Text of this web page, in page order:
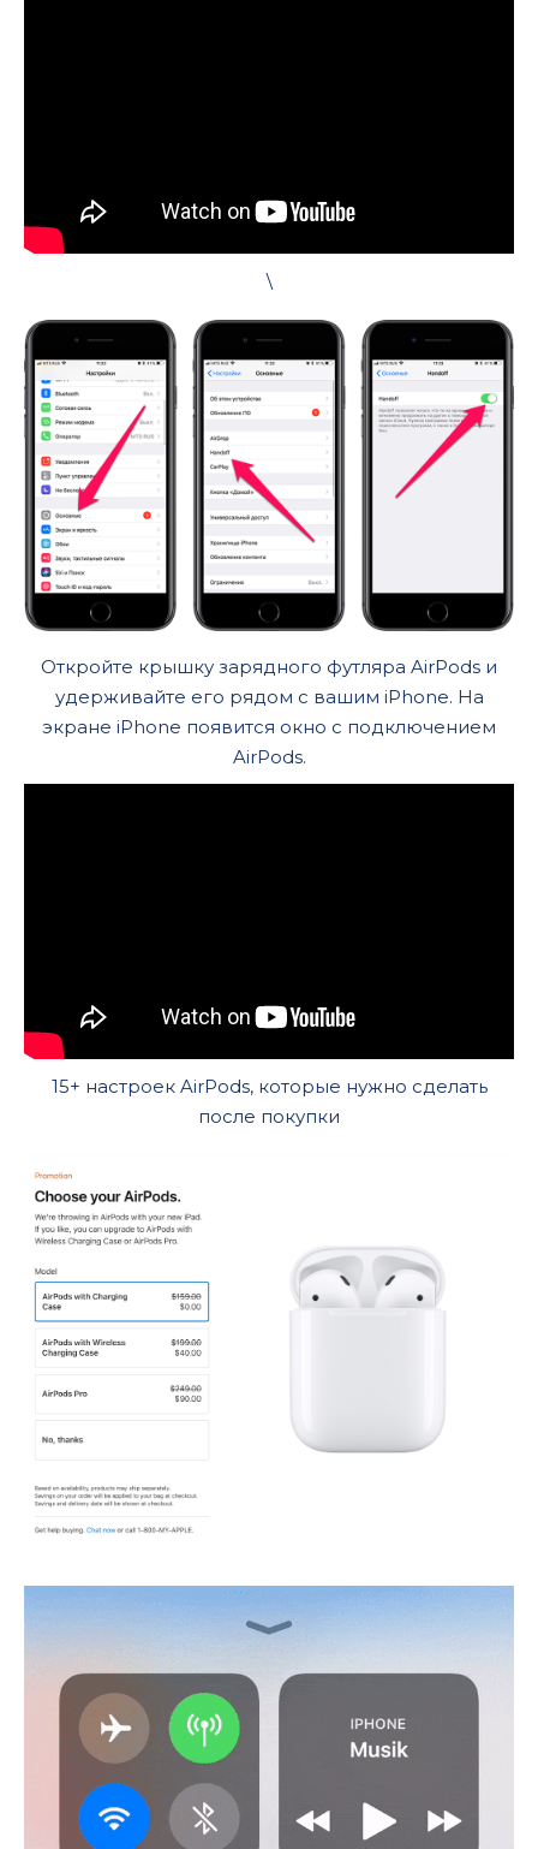
\
Откройте крышку зарядного футляра AirPods и
удерживайте его рядом с вашим iPhone. На
экране iPhone появится окно с подключением
AirPods.
15+ настроек AirPods, которые нужно сделать
после покупки